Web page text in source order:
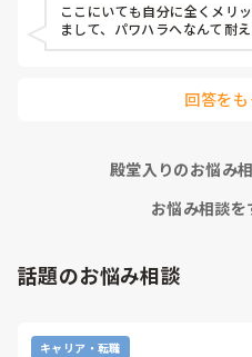
皆さんの転職する決め手は何
ここにいても自分に全くメリ
まして、パワハラへなんて耐
回答を
殿堂入りのお悩み
お悩み相談を
話題のお悩み相談
キャリア・転職